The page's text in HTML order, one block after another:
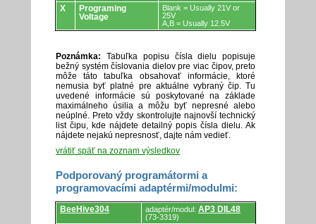
X
Programing
Voltage
Blank = Usually 21V or
25V
A,B = Usually 12.5V
Poznámka: Tabuľka popisu čísla dielu popisuje
bežný systém číslovania dielov pre viac čipov, preto
môže táto tabuľka obsahovať informácie, ktoré
nemusia byť platné pre aktuálne vybraný čip. Tu
uvedené informácie sú poskytované na základe
maximálneho úsilia a môžu byť nepresné alebo
neúplné. Preto vždy skontrolujte najnovší technický
list čipu, kde nájdete detailný popis čísla dielu. Ak
nájdete nejakú nepresnosť, dajte nám vedieť.
vrátiť späť na zoznam výsledkov
Podporovaný programátormi a
programovacími adaptérmi/modulmi:
Podporovaný
programátormi
BeeHive304 adaptér/modul: AP3 DIL48
(73-3319)